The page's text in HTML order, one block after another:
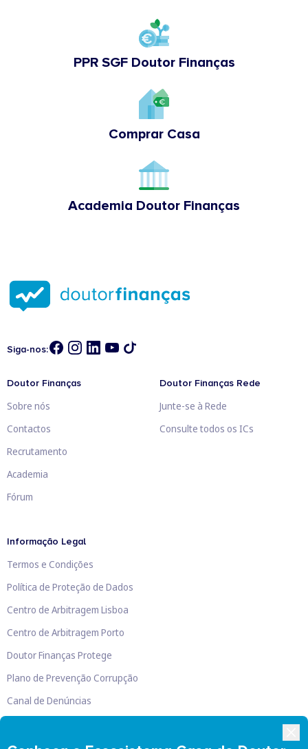
PPR SGF Doutor Finanças
Comprar Casa
Academia Doutor Finanças
Siga-nos:
Doutor Finanças
Sobre nós
Contactos
Recrutamento
Academia
Fórum
Doutor Finanças Rede
Junte-se à Rede
Consulte todos os ICs
Informação Legal
Termos e Condições
Política de Proteção de Dados
Centro de Arbitragem Lisboa
Centro de Arbitragem Porto
Doutor Finanças Protege
Plano de Prevenção Corrupção
Canal de Denúncias